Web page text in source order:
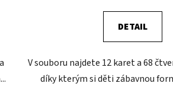
DETAIL
V souboru najdete 12 karet a 68
díky kterým si děti zábavnou